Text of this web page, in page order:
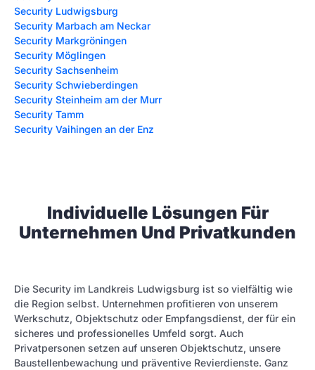
Security Ludwigsburg
Security Marbach am Neckar
Security Markgröningen
Security Möglingen
Security Sachsenheim
Security Schwieberdingen
Security Steinheim am der Murr
Security Tamm
Security Vaihingen an der Enz
Individuelle Lösungen Für
Unternehmen Und Privatkunden
Die Security im Landkreis Ludwigsburg ist so vielfältig wie
die Region selbst. Unternehmen profitieren von unserem
Werkschutz, Objektschutz oder Empfangsdienst, der für ein
sicheres und professionelles Umfeld sorgt. Auch
Privatpersonen setzen auf unseren Objektschutz, unsere
Baustellenbewachung und präventive Revierdienste. Ganz